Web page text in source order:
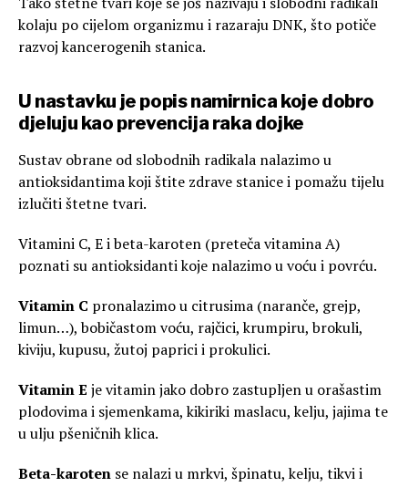
kolaju po cijelom organizmu i razaraju DNK, što potiče
razvoj kancerogenih stanica.
U nastavku je popis namirnica koje dobro
djeluju kao prevencija raka dojke
Sustav obrane od slobodnih radikala nalazimo u
antioksidantima koji štite zdrave stanice i pomažu tijelu
izlučiti štetne tvari.
Vitamini C, E i beta-karoten (preteča vitamina A)
poznati su antioksidanti koje nalazimo u voću i povrću.
Vitamin C pronalazimo u citrusima (naranče, grejp,
limun…), bobičastom voću, rajčici, krumpiru, brokuli,
kiviju, kupusu, žutoj paprici i prokulici.
Vitamin E je vitamin jako dobro zastupljen u orašastim
plodovima i sjemenkama, kikiriki maslacu, kelju, jajima te
u ulju pšeničnih klica.
Beta-karoten se nalazi u mrkvi, špinatu, kelju, tikvi i